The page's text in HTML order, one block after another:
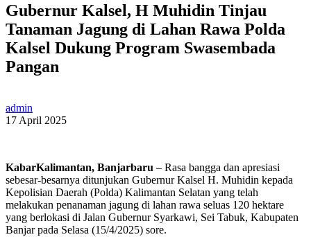
Gubernur Kalsel, H Muhidin Tinjau
Tanaman Jagung di Lahan Rawa Polda
Kalsel Dukung Program Swasembada
Pangan
admin
17 April 2025
KabarKalimantan, Banjarbaru – Rasa bangga dan apresiasi
sebesar-besarnya ditunjukan Gubernur Kalsel H. Muhidin kepada
Kepolisian Daerah (Polda) Kalimantan Selatan yang telah
melakukan penanaman jagung di lahan rawa seluas 120 hektare
yang berlokasi di Jalan Gubernur Syarkawi, Sei Tabuk, Kabupaten
Banjar pada Selasa (15/4/2025) sore.